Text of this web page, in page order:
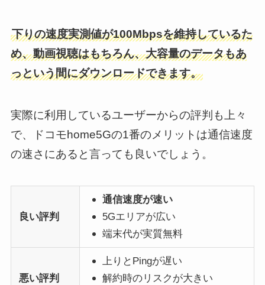
下りの速度実測値が100Mbpsを維持しているた
め、動画視聴はもちろん、大容量のデータもあ
っという間にダウンロードできます。
実際に利用しているユーザーからの評判も上々
で、ドコモhome5Gの1番のメリットは通信速度
の速さにあると言っても良いでしょう。
良い評判
通信速度が速い
5Gエリアが広い
端末代が実質無料
悪い評判
上りとPingが遅い
解約時のリスクが大きい